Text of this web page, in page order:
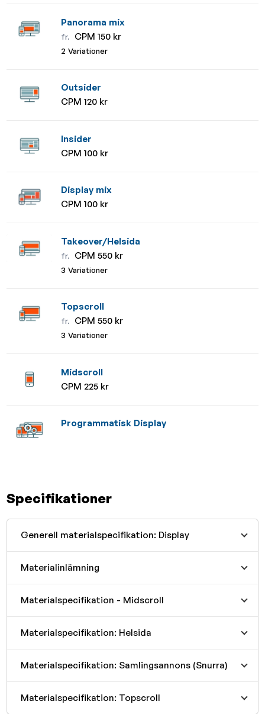
Panorama mix
fr. CPM 150 kr
2 Variationer
Outsider
CPM 120 kr
Insider
CPM 100 kr
Display mix
CPM 100 kr
Takeover/Helsida
fr. CPM 550 kr
3 Variationer
Topscroll
fr. CPM 550 kr
3 Variationer
Midscroll
CPM 225 kr
Programmatisk Display
Specifikationer
Generell materialspecifikation: Display
Materialinlämning
Materialspecifikation - Midscroll
Materialspecifikation: Helsida
Materialspecifikation: Samlingsannons (Snurra)
Materialspecifikation: Topscroll